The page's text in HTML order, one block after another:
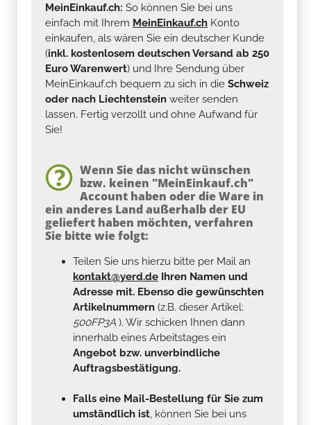
MeinEinkauf.ch: So können Sie bei uns
einfach mit Ihrem MeinEinkauf.ch Konto
einkaufen, als wären Sie ein deutscher Kunde
(inkl. kostenlosem deutschen Versand ab 250
Euro Warenwert) und Ihre Sendung über
MeinEinkauf.ch bequem zu sich in die Schweiz
oder nach Liechtenstein weiter senden
lassen. Fertig verzollt und ohne Aufwand für
Sie!
Wenn Sie das nicht wünschen
bzw. keinen "MeinEinkauf.ch"
Account haben oder die Ware in
ein anderes Land außerhalb der EU
geliefert haben möchten, verfahren
Sie bitte wie folgt:
Teilen Sie uns hierzu bitte per Mail an
kontakt@yerd.de Ihren Namen und
Adresse mit. Ebenso die gewünschten
Artikelnummern (z.B. dieser Artikel:
500FP3A ). Wir schicken Ihnen dann
innerhalb eines Arbeitstages ein
Angebot bzw. unverbindliche
Auftragsbestätigung.
Falls eine Mail-Bestellung für Sie zum
umständlich ist, können Sie bei uns